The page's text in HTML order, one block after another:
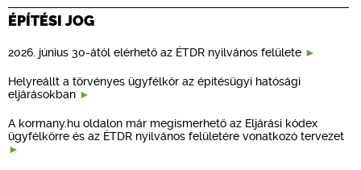
ÉPÍTÉSI JOG
2026. június 30-ától elérhető az ÉTDR nyilvános felülete
Helyreállt a törvényes ügyfélkör az építésügyi hatósági
eljárásokban
A kormany.hu oldalon már megismerhető az Eljárási kódex
ügyfélkörre és az ÉTDR nyilvános felületére vonatkozó tervezet